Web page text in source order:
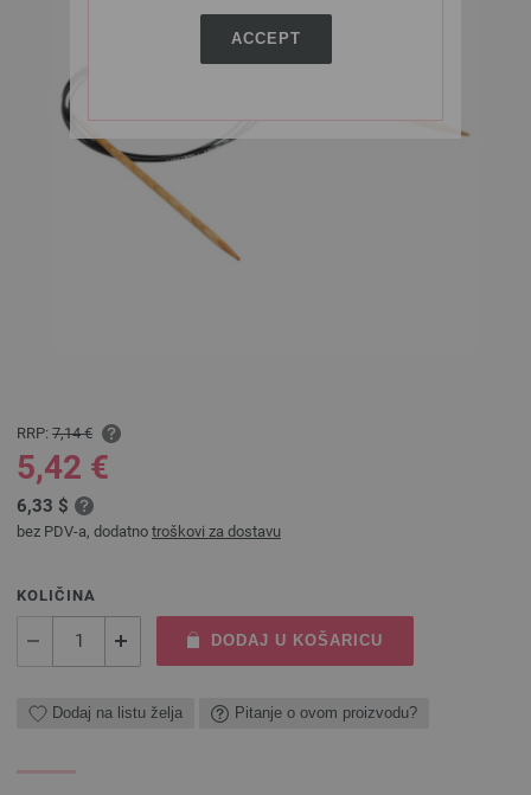
ACCEPT
RRP: 7,14 €
5,42 €
6,33 $
bez PDV-a, dodatno troškovi za dostavu
KOLIČINA
DODAJ U KOŠARICU
Dodaj na listu želja Pitanje o ovom proizvodu?